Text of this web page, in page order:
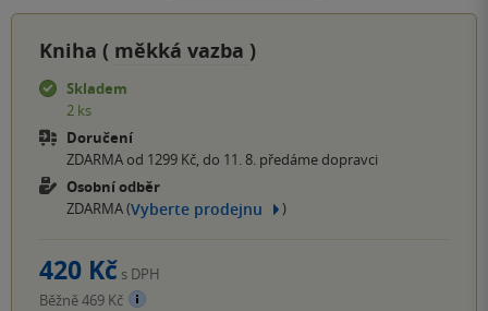
Kniha ( měkká vazba )
Skladem
2 ks
Doručení
ZDARMA od 1299 Kč, do 11. 8. předáme dopravci
Osobní odběr
ZDARMA (Vyberte prodejnu )
420 Kč s DPH
Běžně 469 Kč